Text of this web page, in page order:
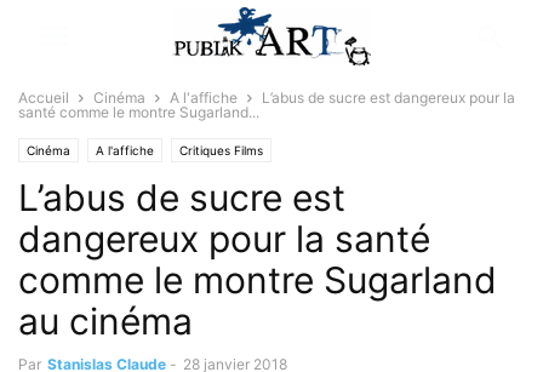
Accueil Cinéma A l'affiche
L’abus de sucre est dangereux pour la
santé comme le montre Sugarland...
Cinéma A l'affiche Critiques Films
L’abus de sucre est
dangereux pour la santé
comme le montre Sugarland
au cinéma
Par Stanislas Claude - 28 janvier 2018